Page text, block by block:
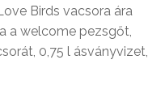
Birds vacsora ára
a welcome pezsgőt,
0,75 l ásványvizet,